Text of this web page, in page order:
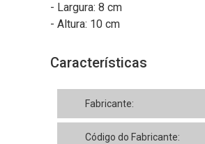
- Largura: 8 cm
- Altura: 10 cm
Características
Fabricante:
Código do Fabricante: